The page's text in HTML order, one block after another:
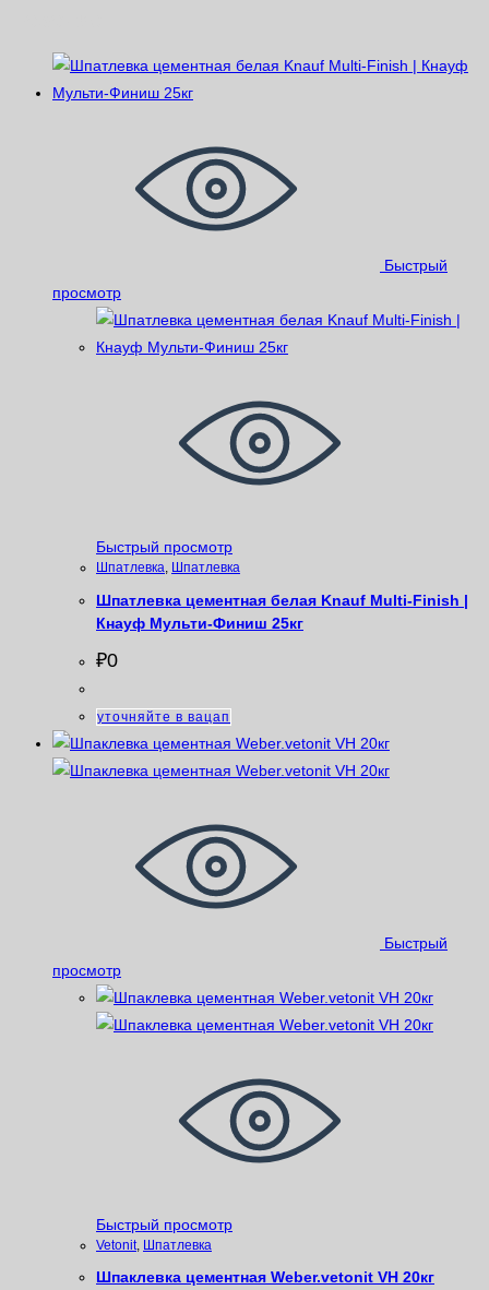
Быстрый
просмотр
Быстрый просмотр
Шпатлевка, Шпатлевка
Шпатлевка цементная белая Knauf Multi-Finish |
Кнауф Мульти-Финиш 25кг
₽0
уточняйте в вацап
Быстрый
просмотр
Быстрый просмотр
Vetonit Шпатлевка
Шпаклевка цементная Weber.vetonit VH 20кг